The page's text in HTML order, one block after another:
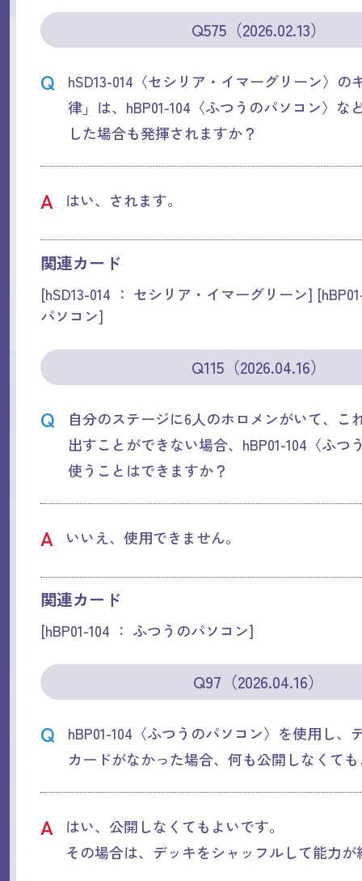
Q575（2026.02.13）
Q
hSD13-014〈セシリア・イマーグリーン〉の
律」は、hBP01-104〈ふつうのパソコン〉な
した場合も発揮されますか？
A はい、されます。
関連カード
[hSD13-014 ： セシリア・イマーグリーン]
パソコン]
Q115（2026.04.16）
Q
自分のステージに6人のホロメンがいて、こ
出すことができない場合、hBP01-104〈ふつ
使うことはできますか？
A いいえ、使用できません。
関連カード
[hBP01-104 ： ふつうのパソコン]
Q97（2026.04.16）
Q
hBP01-104〈ふつうのパソコン〉を使用し、
カードがなかった場合、何も公開しなくて
A
はい、公開しなくてもよいです。
その場合は、デッキをシャッフルして能力